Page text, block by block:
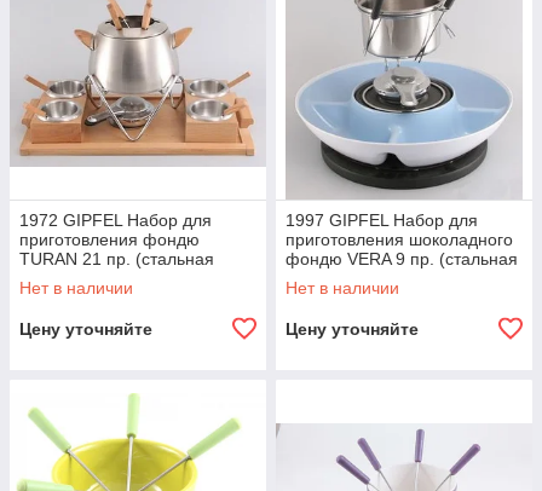
1972 GIPFEL Набор для
приготовления фондю
TURAN 21 пр. (стальная
кастрюля)
Нет в наличии
Цену уточняйте
1997 GIPFEL Набор для
приготовления шоколадного
фондю VERA 9 пр. (стальная
плошка)
Нет в наличии
Цену уточняйте